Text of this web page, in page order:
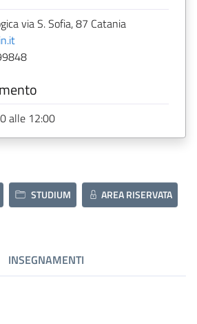
via S. Sofia, 87 Catania
alle 12:00
STUDIUM AREA RISERVATA
INSEGNAMENTI